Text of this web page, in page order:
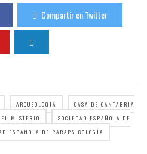
Compartir en Twitter
ARQUEOLOGIA
CASA DE CANTABRIA
MISTERIO
SOCIEDAD ESPAÑOLA DE
ESPAÑOLA DE PARAPSICOLOGÍA